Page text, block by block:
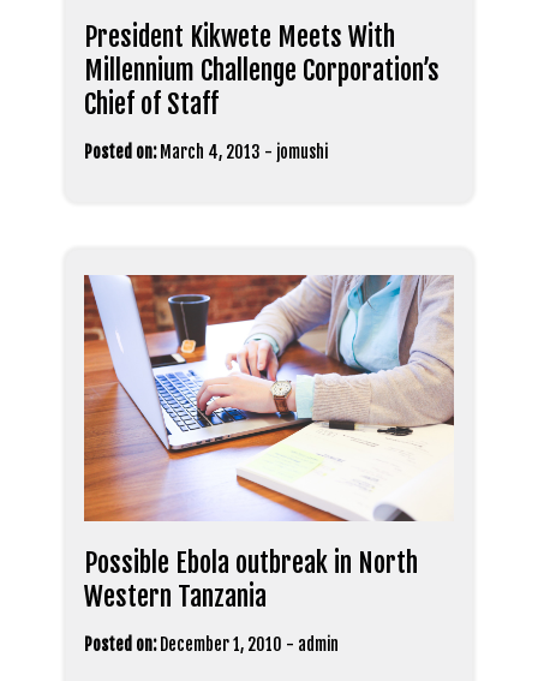
President Kikwete Meets With
Millennium Challenge Corporation’s
Chief of Staff
Posted on: March 4, 2013 - jomushi
Possible Ebola outbreak in North
Western Tanzania
Posted on: December 1, 2010 - admin